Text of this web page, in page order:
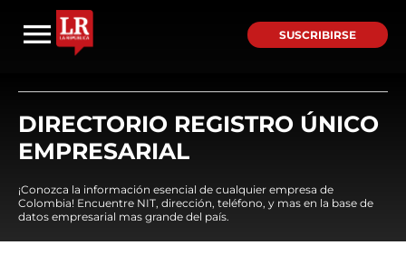
SUSCRIBIRSE
DIRECTORIO REGISTRO ÚNICO
EMPRESARIAL
¡Conozca la información esencial de cualquier empresa de
Colombia! Encuentre NIT, dirección, teléfono, y mas en la base de
datos empresarial mas grande del país.